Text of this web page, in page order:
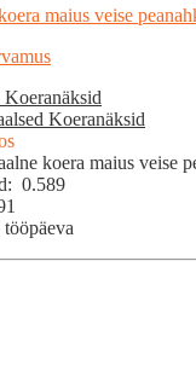
Koeranäksid
koera maius veise
0.589